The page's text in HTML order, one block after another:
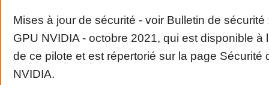
Mises à jour de sécurité - voir Bulletin de
GPU NVIDIA - octobre 2021, qui est disponible à
de ce pilote et est répertorié sur la page Sécurité
NVIDIA.